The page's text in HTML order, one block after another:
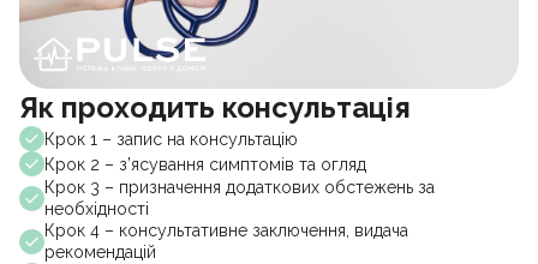
Як проходить консультація
Крок 1 – запис на консультацію
Крок 2 – з’ясування симптомів та огляд
Крок 3 – призначення додаткових обстежень за
необхідності
Крок 4 – консультативне заключення, видача
рекомендацій